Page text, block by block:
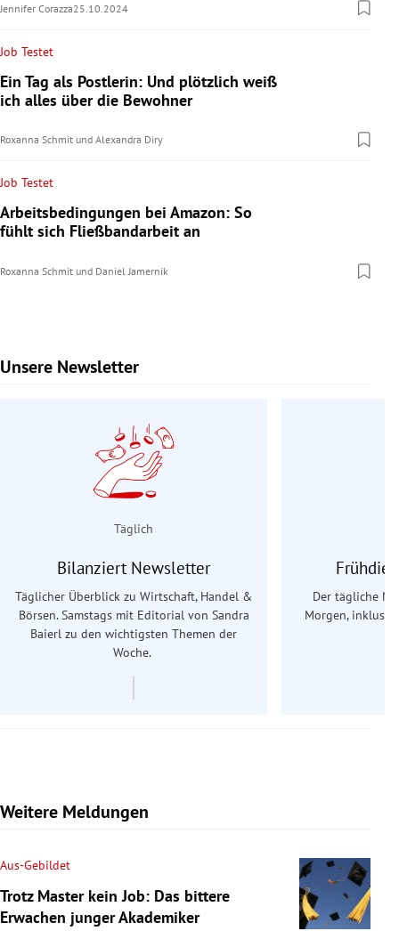
Jennifer Corazza25.10.2024
Job Testet
Ein Tag als Postlerin: Und plötzlich weiß
ich alles über die Bewohner
Roxanna Schmit und Alexandra Diry
Job Testet
Arbeitsbedingungen bei Amazon: So
fühlt sich Fließbandarbeit an
Roxanna Schmit und Daniel Jamernik
Unsere Newsletter
Slide 1 von 9
Täglich
Bilanziert Newsletter
Täglicher Überblick zu Wirtschaft, Handel &
Börsen. Samstags mit Editorial von Sandra
Baierl zu den wichtigsten Themen der
Woche.
Der tägliche
Morgen,
Weitere Meldungen
Aus-Gebildet
Trotz Master kein Job: Das bittere
Erwachen junger Akademiker